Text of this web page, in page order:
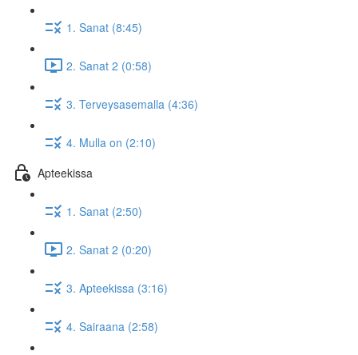
1. Sanat (8:45)
2. Sanat 2 (0:58)
3. Terveysasemalla (4:36)
4. Mulla on (2:10)
Apteekissa
1. Sanat (2:50)
2. Sanat 2 (0:20)
3. Apteekissa (3:16)
4. Sairaana (2:58)